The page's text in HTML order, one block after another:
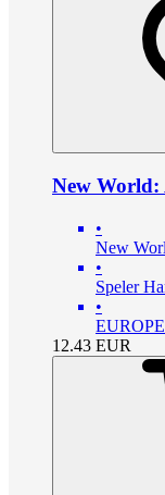
New World:
•
New
•
Speler
•
12.43 EUR